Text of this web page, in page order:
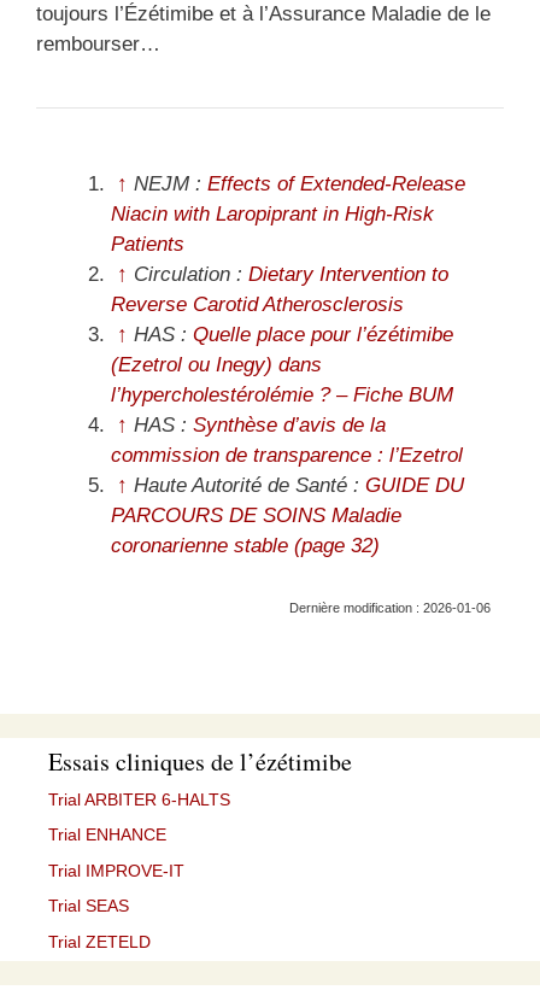
toujours l’Ézétimibe et à l’Assurance Maladie de le
rembourser…
↑ NEJM : Effects of Extended-Release
Niacin with Laropiprant in High-Risk
Patients
↑ Circulation : Dietary Intervention to
Reverse Carotid Atherosclerosis
↑ HAS : Quelle place pour l’ézétimibe
(Ezetrol ou Inegy) dans
l’hypercholestérolémie ? – Fiche BUM
↑ HAS : Synthèse d’avis de la
commission de transparence : l’Ezetrol
↑ Haute Autorité de Santé : GUIDE DU
PARCOURS DE SOINS Maladie
coronarienne stable (page 32)
Dernière modification : 2026-01-06
Essais cliniques de l’ézétimibe
Trial ARBITER 6-HALTS
Trial ENHANCE
Trial IMPROVE-IT
Trial SEAS
Trial ZETELD